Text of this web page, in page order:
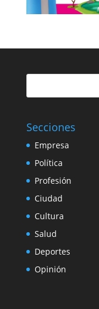
Secciones
Empresa
Política
Profesión
Ciudad
Cultura
Salud
Deportes
Opinión